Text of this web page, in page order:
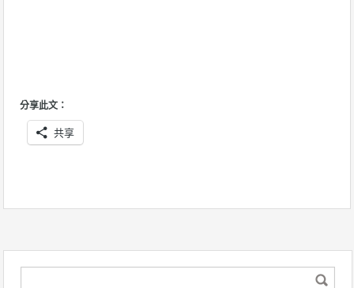
分享此文：
共享